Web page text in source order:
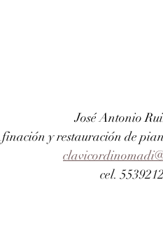
José Antonio
y restauración de
cel.